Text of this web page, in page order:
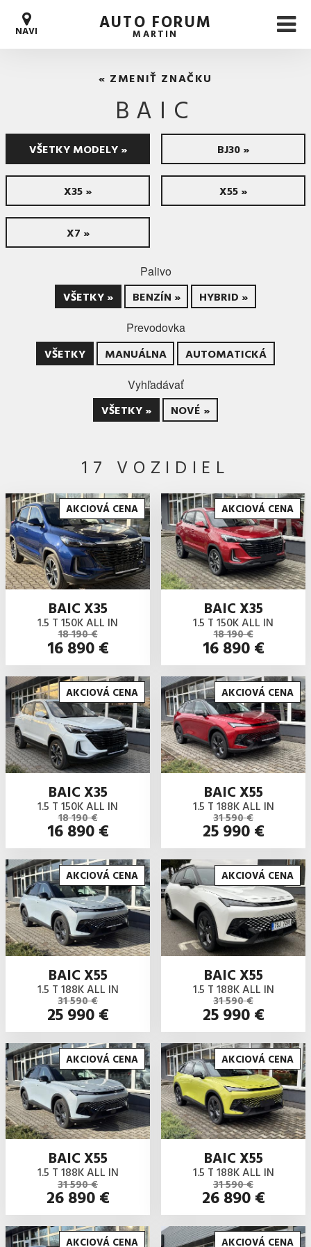
NAVI AUTO FORUM
MARTIN
« ZMENIŤ ZNAČKU
BAIC
VŠETKY MODELY » BJ30 »
X35 » X55 »
X7 »
Palivo
VŠETKY » BENZÍN » HYBRID »
Prevodovka
VŠETKY MANUÁLNA AUTOMATICKÁ
Vyhľadávať
VŠETKY » NOVÉ »
17 VOZIDIEL
AKCIOVÁ CENA
BAIC X35
1.5 T 150K ALL IN
18 190 €
16 890 €
AKCIOVÁ CENA
BAIC X35
1.5 T 150K ALL IN
18 190 €
16 890 €
AKCIOVÁ CENA
BAIC X35
1.5 T 150K ALL IN
18 190 €
16 890 €
AKCIOVÁ CENA
BAIC X55
1.5 T 188K ALL IN
31 590 €
25 990 €
AKCIOVÁ CENA
BAIC X55
1.5 T 188K ALL IN
31 590 €
25 990 €
AKCIOVÁ CENA
BAIC X55
1.5 T 188K ALL IN
31 590 €
25 990 €
AKCIOVÁ CENA
BAIC X55
1.5 T 188K ALL IN
31 590 €
26 890 €
AKCIOVÁ CENA
BAIC X55
1.5 T 188K ALL IN
31 590 €
26 890 €
AKCIOVÁ CENA AKCIOVÁ CENA